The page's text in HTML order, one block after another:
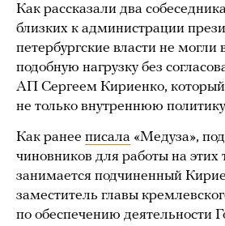
Как рассказали два
близких к администрации
петербургские власти не могли
подобную нагрузку без
АП Сергеем Кириенко, который
не только внутреннюю
Как ранее писала «Медуза»,
чиновников для работы на этих
занимается подчиненный
заместитель главы
по обеспечению деятельности